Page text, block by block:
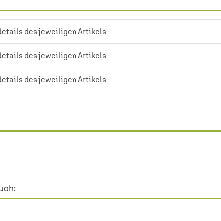
des jeweiligen Artikels
des jeweiligen Artikels
des jeweiligen Artikels